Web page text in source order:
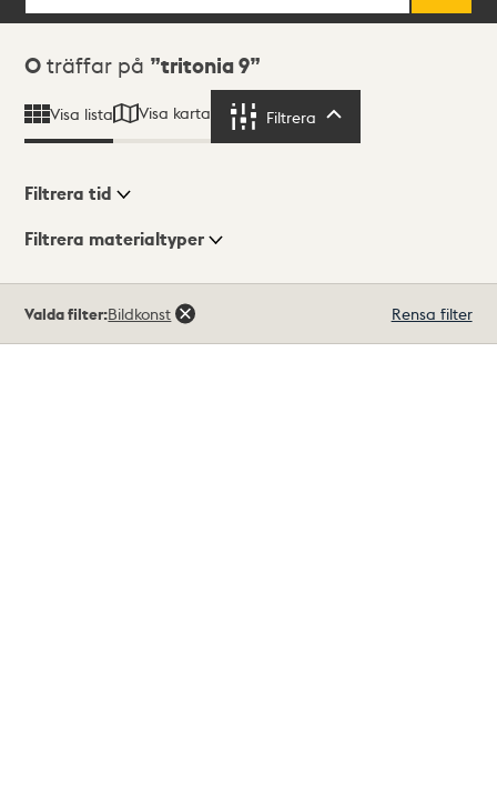
Sökresultat
0 träffar på tritonia 9
Visa lista Visa karta Filtrera
Visningsläge
Filtrera tid
Filtrera materialtyper
träffar
Valda filter:Bildkonst Rensa filter